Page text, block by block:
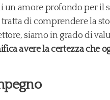
un amore profondo per il
di comprendere la
siamo in grado di
avere la certezza che